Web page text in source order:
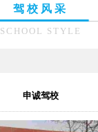
驾校风采
SCHOOL STYLE
申诚驾校